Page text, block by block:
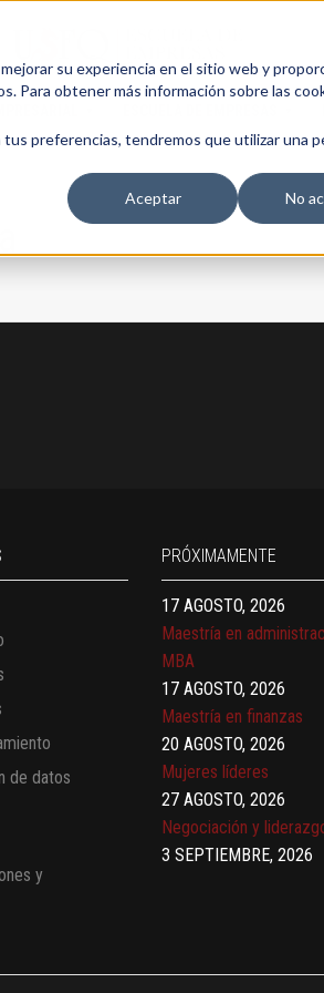
su experiencia en el sitio web y
Para obtener más información sobre las
preferencias, tendremos que utilizar una
Aceptar
No
de datos
y
PRÓXIMAMENTE
17 AGOSTO, 2026
Gerencia de empresas
17 AGOSTO, 2026
Maestría en
MBA
17 AGOSTO, 2026
Maestría en finanzas
20 AGOSTO, 2026
Mujeres líderes
27 AGOSTO, 2026
Negociación y
3 SEPTIEMBRE, 2026